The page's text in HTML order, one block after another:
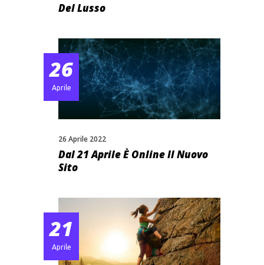
Del Lusso
26
Aprile
26 Aprile 2022
Dal 21 Aprile È Online Il Nuovo
Sito
21
Aprile